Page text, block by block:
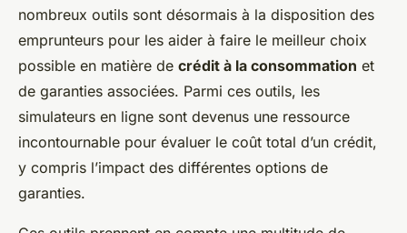
nombreux outils sont désormais à la disposition des
emprunteurs pour les aider à faire le meilleur choix
possible en matière de crédit à la consommation et
de garanties associées. Parmi ces outils, les
simulateurs en ligne sont devenus une ressource
incontournable pour évaluer le coût total d’un crédit,
y compris l’impact des différentes options de
garanties.